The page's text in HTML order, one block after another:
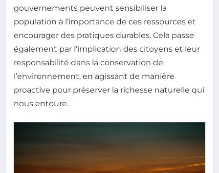
gouvernements peuvent sensibiliser la
population à l’importance de ces ressources et
encourager des pratiques durables. Cela passe
également par l’implication des citoyens et leur
responsabilité dans la conservation de
l’environnement, en agissant de manière
proactive pour préserver la richesse naturelle qui
nous entoure.